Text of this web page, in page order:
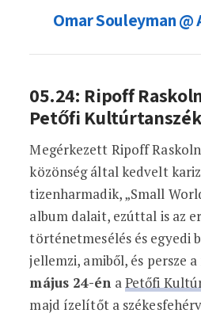
Omar Souleyman @
05.24: Ripoff
Petőfi Kultúrtanszék
Megérkezett Ripoff
közönség által kedvelt
tizenharmadik, „Small
album dalait, ezúttal is az
történetmesélés és egyedi
jellemzi, amiből, és persze
május 24-én aPetőfi
majd ízelítőt a